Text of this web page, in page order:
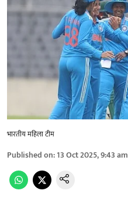
भारतीय महिला टीम
Published on:13 Oct 2025, 9:43 am